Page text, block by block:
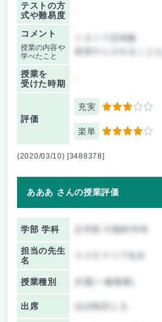
テストの方
式や難易度
コメント
授業の内容や
学べたこと
イタリア語初級
発表やらされること
授業を
受けた時期
評価
充実 3
楽単 4
(2020/03/10) [3488378]
あああ さんの授業評価
学部 学科
担当の先生
名
授業種別 共通(一般教養)
出席 ほぼ毎回とる